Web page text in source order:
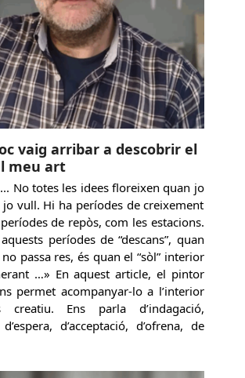
vaig arribar a descobrir el
meu art
No totes les idees floreixen quan jo
vull. Hi ha períodes de creixement
de repòs, com les estacions.
períodes de “descans”, quan
passa res, és quan el “sòl” interior
…» En aquest article, el pintor
permet acompanyar-lo a l’interior
creatiu. Ens parla d’indagació,
d’acceptació, d’ofrena, de